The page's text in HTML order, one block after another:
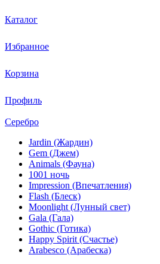
Каталог
Избранное
Корзина
Профиль
Серебро
Jardin (Жардин)
Gem (Джем)
Animals (Фауна)
1001 ночь
Impression (Впечатления)
Flash (Блеск)
Moonlight (Лунный свет)
Gala (Гала)
Gothic (Готика)
Happy Spirit (Счастье)
Arabesco (Арабеска)